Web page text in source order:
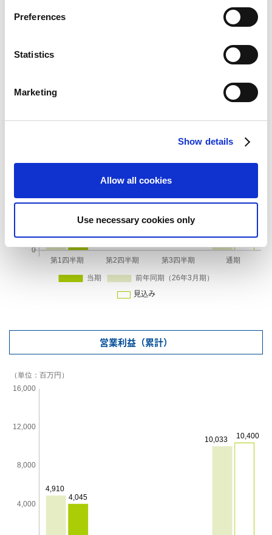
Preferences
Statistics
Marketing
Show details
Allow all cookies
Use necessary cookies only
見込み
営業利益（累計）